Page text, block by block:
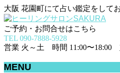
大阪 花園町にて占い鑑定をして
ご予約・お問合せはこちら
TEL 090-7888-5928
営業 火～土 時間 11:00〜18:00
MENU